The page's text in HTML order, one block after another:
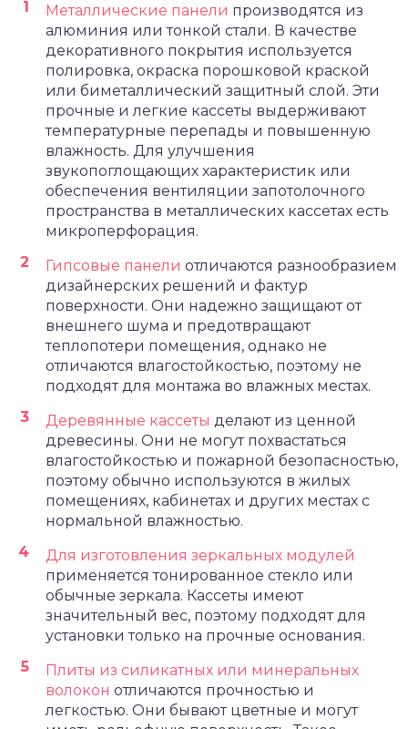
Металлические панели производятся из
алюминия или тонкой стали. В качестве
декоративного покрытия используется
полировка, окраска порошковой краской
или биметаллический защитный слой. Эти
прочные и легкие кассеты выдерживают
температурные перепады и повышенную
влажность. Для улучшения
звукопоглощающих характеристик или
обеспечения вентиляции запотолочного
пространства в металлических кассетах есть
микроперфорация.
Гипсовые панели отличаются разнообразием
дизайнерских решений и фактур
поверхности. Они надежно защищают от
внешнего шума и предотвращают
теплопотери помещения, однако не
отличаются влагостойкостью, поэтому не
подходят для монтажа во влажных местах.
Деревянные кассеты делают из ценной
древесины. Они не могут похвастаться
влагостойкостью и пожарной безопасностью,
поэтому обычно используются в жилых
помещениях, кабинетах и других местах с
нормальной влажностью.
Для изготовления зеркальных модулей
применяется тонированное стекло или
обычные зеркала. Кассеты имеют
значительный вес, поэтому подходят для
установки только на прочные основания.
Плиты из силикатных или минеральных
волокон отличаются прочностью и
легкостью. Они бывают цветные и могут